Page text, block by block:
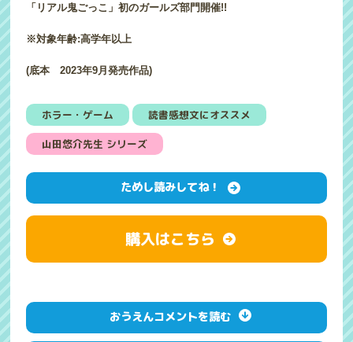
「リアル鬼ごっこ」初のガールズ部門開催!!
※対象年齢:高学年以上
(底本 2023年9月発売作品)
ホラー・ゲーム 読書感想文にオススメ
山田悠介先生 シリーズ
ためし読みしてね！
購入はこちら
おうえんコメントを読む